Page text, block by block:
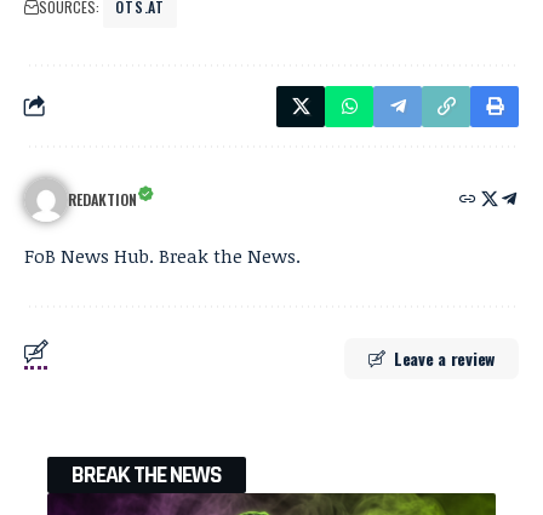
SOURCES:
OTS.AT
REDAKTION
FoB News Hub. Break the News.
Leave a review
BREAK THE NEWS